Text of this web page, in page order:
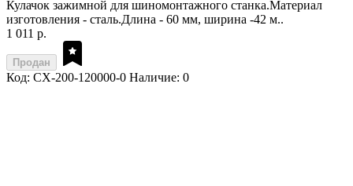
Кулачок зажимной для шиномонтажного станка.Материал
изготовления - сталь.Длина - 60 мм, ширина -42 м..
1 011 р.
Продан
Код: CX-200-120000-0 Наличие: 0